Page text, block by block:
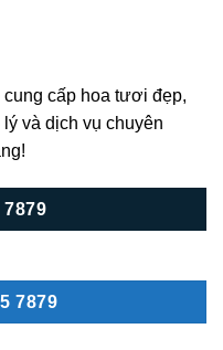
cấp hoa tươi đẹp,
và dịch vụ chuyên
7879
7879